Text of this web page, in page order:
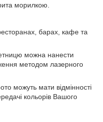
морилкою.
барах, кафе та
можна нанести
методом лазерного
можуть мати відмінності
кольорів Вашого